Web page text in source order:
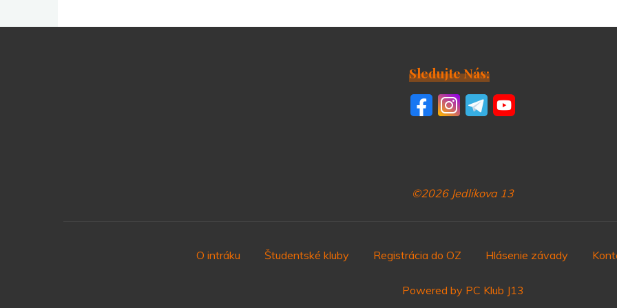
Sledujte Nás:
©2026 Jedlíkova 13
O intráku Študentské kluby Registrácia do OZ Hlásenie závady
Powered by PC Klub J13